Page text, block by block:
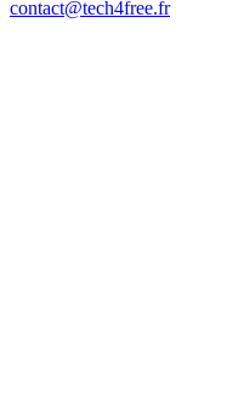
contact@tech4free.fr